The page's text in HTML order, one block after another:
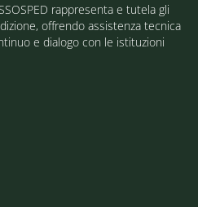
rappresenta e tutela gli
offrendo assistenza tecnica
e dialogo con le istituzioni